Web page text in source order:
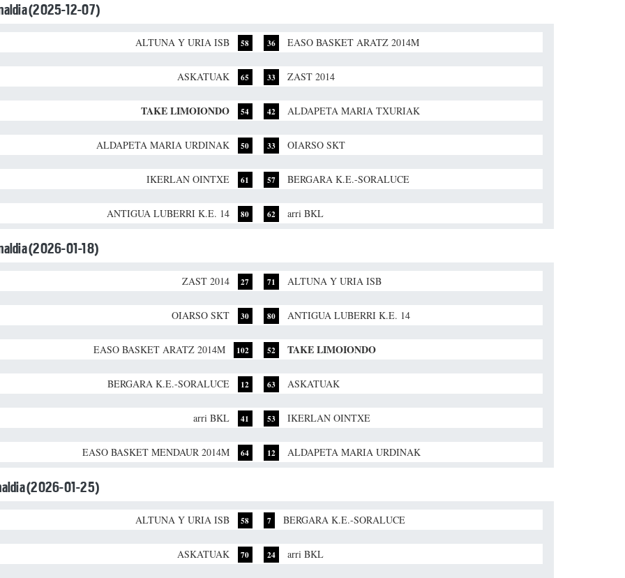
(2025-12-07)
ALTUNA Y URIA ISB 58 36 EASO BASKET ARATZ 2014M
ASKATUAK 65 33 ZAST 2014
TAKE LIMOIONDO 54 42 ALDAPETA MARIA TXURIAK
ALDAPETA MARIA URDINAK 50 33 OIARSO SKT
IKERLAN OINTXE 61 57 BERGARA K.E.-SORALUCE
ANTIGUA LUBERRI K.E. 14 80 62 arri BKL
(2026-01-18)
ZAST 2014 27 71 ALTUNA Y URIA ISB
OIARSO SKT 30 80 ANTIGUA LUBERRI K.E. 14
EASO BASKET ARATZ 2014M 102 52 TAKE LIMOIONDO
BERGARA K.E.-SORALUCE 12 63 ASKATUAK
arri BKL 41 53 IKERLAN OINTXE
EASO BASKET MENDAUR 2014M 64 12 ALDAPETA MARIA URDINAK
(2026-01-25)
ALTUNA Y URIA ISB 58 7 BERGARA K.E.-SORALUCE
ASKATUAK 70 24 arri BKL